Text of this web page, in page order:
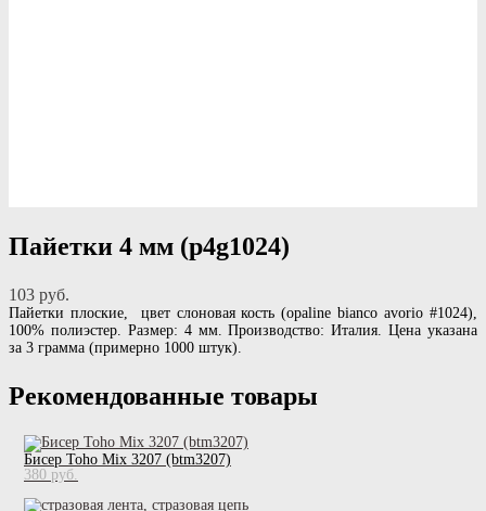
Пайетки 4 мм (p4g1024)
103 pуб.
Пайетки плоские, цвет слоновая кость (opaline bianco avorio #1024),
100% полиэстер. Размер: 4 мм. Производство: Италия. Цена указана
за 3 грамма (примерно 1000 штук).
Рекомендованные товары
Бисер Toho Mix 3207 (btm3207)
380 pуб.